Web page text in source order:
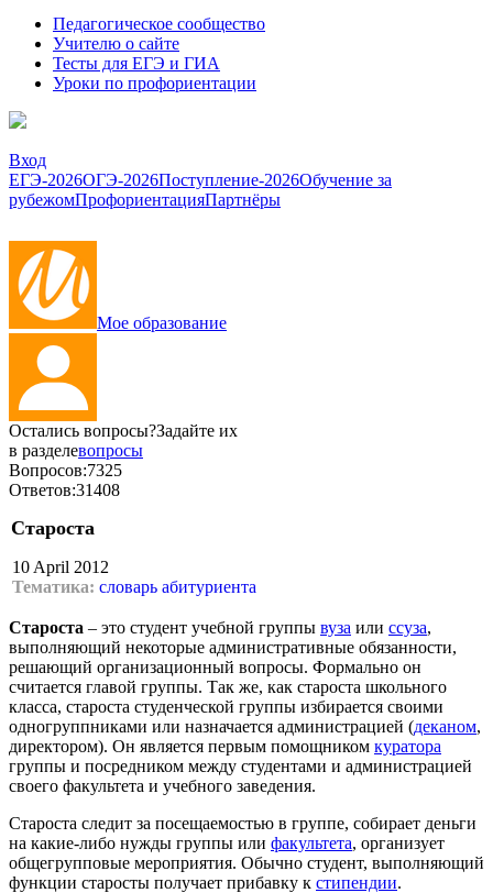
Педагогическое сообщество
Учителю о сайте
Тесты для ЕГЭ и ГИА
Уроки по профориентации
Вход
ЕГЭ-2026ОГЭ-2026Поступление-2026Обучение за
рубежомПрофориентацияПартнёры
Мое образование
Остались вопросы?Задайте их
в разделевопросы
Вопросов:7325
Ответов:31408
Староста
10 April 2012
Тематика: словарь абитуриента
Староста – это студент учебной группы вуза или ссуза,
выполняющий некоторые административные обязанности,
решающий организационный вопросы. Формально он
считается главой группы. Так же, как староста школьного
класса, староста студенческой группы избирается своими
одногруппниками или назначается администрацией (деканом,
директором). Он является первым помощником куратора
группы и посредником между студентами и администрацией
своего факультета и учебного заведения.
Староста следит за посещаемостью в группе, собирает деньги
на какие-либо нужды группы или факультета, организует
общегрупповые мероприятия. Обычно студент, выполняющий
функции старосты получает прибавку к стипендии.